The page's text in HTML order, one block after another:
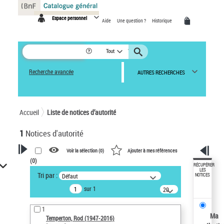
Espace personnel Aide Une question ? Historique
Tout
Recherche avancée AUTRES RECHERCHES
Accueil Liste de notices d’autorité
1 Notices d'autorité
VOTRE RECHERCHE
Recherche avancée dans les
notices d’autorité
Œuvres liées à l'auteur :
Temperton, Rod (1947-2016)
Voir la sélection (0) Ajouter à mes références
(0)
Tri par : Défaut
sur 1
20
résultats/page
1
Temperton, Rod (1947-2016)
RÉCUPÉRER
LES
NOTICES
Ma
Panneau de gestion des cookies